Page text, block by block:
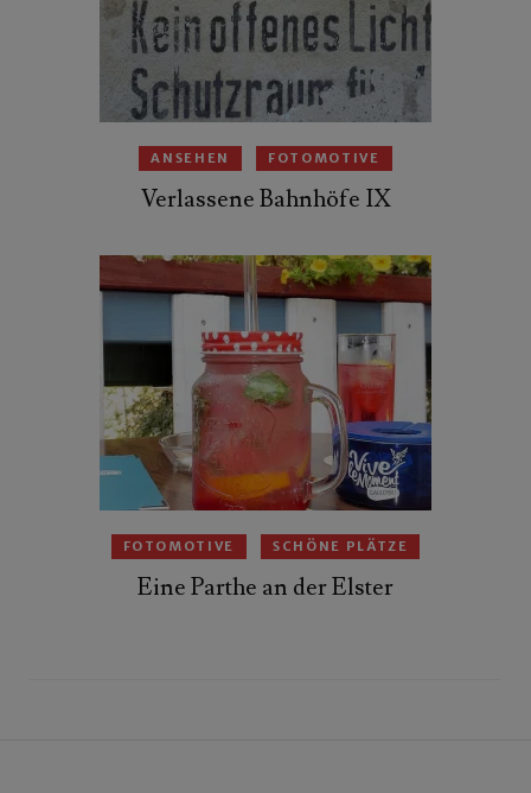
ANSEHEN FOTOMOTIVE
Verlassene Bahnhöfe IX
FOTOMOTIVE SCHÖNE PLÄTZE
Eine Parthe an der Elster